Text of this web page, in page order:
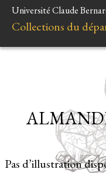
Université Claude
Collections du
Pas d’illustration